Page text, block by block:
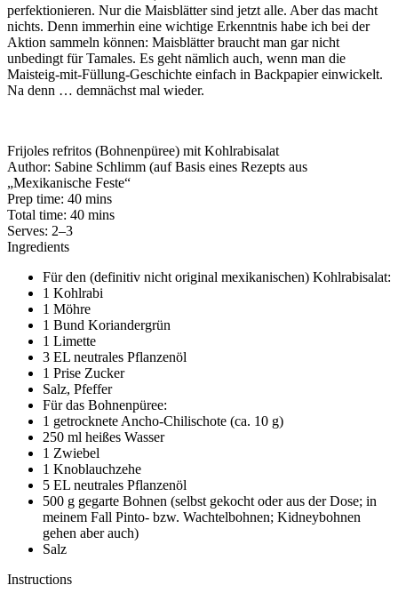
perfektionieren. Nur die Maisblätter sind jetzt alle. Aber das macht
nichts. Denn immerhin eine wichtige Erkenntnis habe ich bei der
Aktion sammeln können: Maisblätter braucht man gar nicht
unbedingt für Tamales. Es geht nämlich auch, wenn man die
Maisteig-mit-Füllung-Geschichte einfach in Backpapier einwickelt.
Na denn … demnächst mal wieder.
Frijoles refritos (Bohnenpüree) mit Kohlrabisalat
Author: Sabine Schlimm (auf Basis eines Rezepts aus
„Mexikanische Feste“
Prep time: 40 mins
Total time: 40 mins
Serves: 2–3
Ingredients
Für den (definitiv nicht original mexikanischen) Kohlrabisalat:
1 Kohlrabi
1 Möhre
1 Bund Koriandergrün
1 Limette
3 EL neutrales Pflanzenöl
1 Prise Zucker
Salz, Pfeffer
Für das Bohnenpüree:
1 getrocknete Ancho-Chilischote (ca. 10 g)
250 ml heißes Wasser
1 Zwiebel
1 Knoblauchzehe
5 EL neutrales Pflanzenöl
500 g gegarte Bohnen (selbst gekocht oder aus der Dose; in
meinem Fall Pinto- bzw. Wachtelbohnen; Kidneybohnen
gehen aber auch)
Salz
Instructions